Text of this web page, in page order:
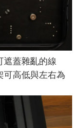
蓋雜亂的線
可高低與左右為